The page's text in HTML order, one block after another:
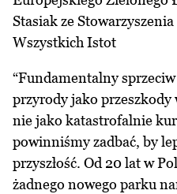
Stasiak ze
Wszystkich Istot
“Fundamentalny
przyrody jako przeszkody
nie jako katastrofalnie
powinniśmy zadbać, by
przyszłość. Od 20 lat w
żadnego nowego parku